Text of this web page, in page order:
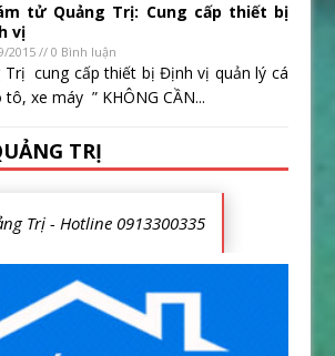
tử Quảng Trị: Cung cấp thiết bị
vị
2015 // 0 Bình luận
Trị cung cấp thiết bị Định vị quản lý cá
xe máy ” KHÔNG CẦN...
TRỊ
Trị - Hotline 0913300335